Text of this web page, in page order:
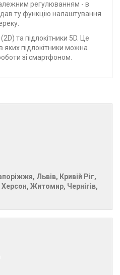
регулюванням - в
ту функцію налаштування
та підлокітники 5D. Це
яких підлокітники можна
зі смартфоном.
Львів, Кривій Ріг,
Житомир, Чернігів,